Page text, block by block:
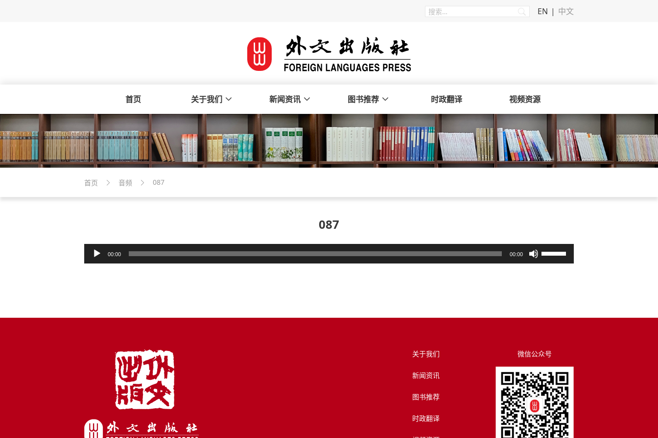
EN 中文
首页 关于我们 新闻资讯 图书推荐 时政翻译 视频资源
首页 音频 087
087
频
00:00 00:00
用
来
高
或
降
低
音
关于我们
新闻资讯
图书推荐
时政翻译
微信公众号